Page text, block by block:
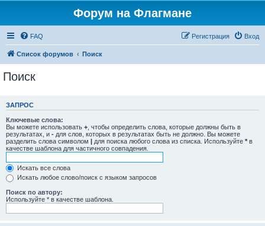
Форум на Флагмане
FAQ Вход
Регистрация
Список форумов Поиск
Поиск
ЗАПРОС
Ключевые слова:
Вы можете использовать + , чтобы определить слова, которые должны быть в
результатах, и - для слов, которых в результатах быть не должно. Вы можете
разделить слова символом | для поиска любого слова из списка. Используйте * в
качестве шаблона для частичного совпадения.
Искать все слова
Искать любое слово/поиск с языком запросов
Поиск по автору:
Используйте * в качестве шаблона.